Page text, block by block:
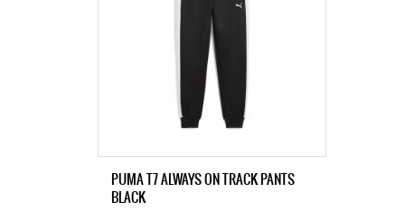
PUMA T7 ALWAYS ON TRACK PANTS
BLACK